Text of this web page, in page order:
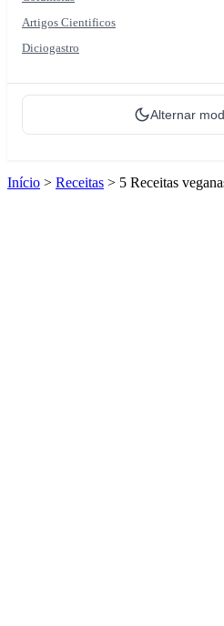
Artigos Cientificos
Diciogastro
Alternar
Início > Receitas > 5 Receitas